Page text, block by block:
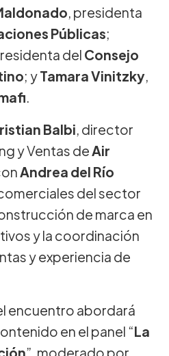
, presidenta
Públicas;
del Consejo
; yTamara Vinitzky,
.
Balbi, director
y Ventas de Air
Andrea del Río
del sector
de marca en
y la coordinación
y experiencia de
encuentro abordará
en el panel “La
”, moderado por